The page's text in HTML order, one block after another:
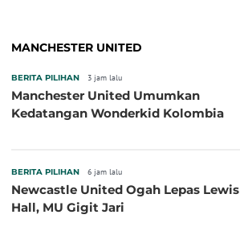
MANCHESTER UNITED
BERITA PILIHAN 3 jam lalu
Manchester United Umumkan
Kedatangan Wonderkid Kolombia
BERITA PILIHAN 6 jam lalu
Newcastle United Ogah Lepas Lewis
Hall, MU Gigit Jari